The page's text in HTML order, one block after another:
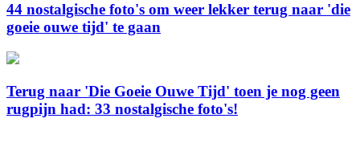
44 nostalgische foto's om weer lekker terug naar 'die
goeie ouwe tijd' te gaan
Terug naar 'Die Goeie Ouwe Tijd' toen je nog geen
rugpijn had: 33 nostalgische foto's!